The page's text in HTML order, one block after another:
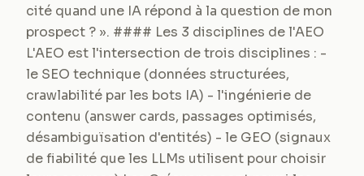
cité quand une IA répond à la question de mon
prospect ? ». #### Les 3 disciplines de l'AEO
L'AEO est l'intersection de trois disciplines : -
le SEO technique (données structurées,
crawlabilité par les bots IA) - l'ingénierie de
contenu (answer cards, passages optimisés,
désambiguïsation d'entités) - le GEO (signaux
de fiabilité que les LLMs utilisent pour choisir